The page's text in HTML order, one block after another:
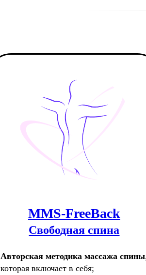
MMS-FreeBack
Свободная спина
Авторская методика массажа спины
которая включает в себя;